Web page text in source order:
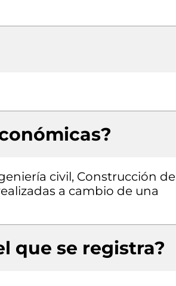
civil, Construcción de
a cambio de una
que se registra?